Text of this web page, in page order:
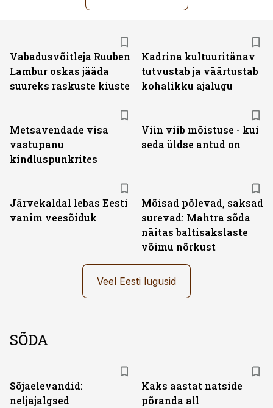
Vabadusvõitleja Ruuben
Lambur oskas jääda
suureks raskuste kiuste
Kadrina kultuuritänav
tutvustab ja väärtustab
kohalikku ajalugu
Metsavendade visa
vastupanu
kindluspunkrites
Viin viib mõistuse - kui
seda üldse antud on
Järvekaldal lebas Eesti
vanim veesõiduk
Mõisad põlevad, saksad
surevad: Mahtra sõda
näitas baltisakslaste
võimu nõrkust
Veel Eesti lugusid
SÕDA
Sõjaelevandid:
neljajalgsed
Kaks aastat natside
põranda all